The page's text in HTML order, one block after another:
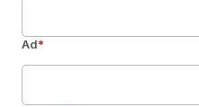
Ad*